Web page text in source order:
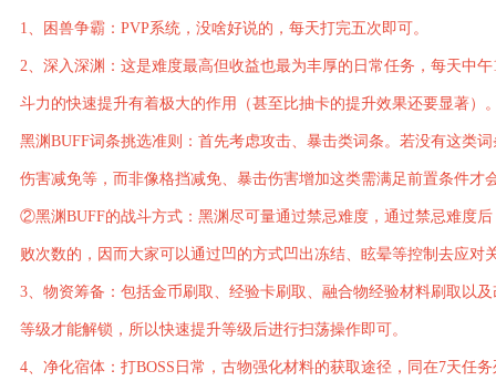
1、困兽争霸：PVP系统，没啥好说的，每天打完五次即可。
2、深入深渊：这是难度最高但收益也最为丰厚的日常任务，每天中
斗力的快速提升有着极大的作用（甚至比抽卡的提升效果还要显著）
黑渊BUFF词条挑选准则：首先考虑攻击、暴击类词条。若没有这类
伤害减免等，而非像格挡减免、暴击伤害增加这类需满足前置条件
②黑渊BUFF的战斗方式：黑渊尽可量通过禁忌难度，通过禁忌难度
败次数的，因而大家可以通过凹的方式凹出冻结、眩晕等控制去应对
3、物资筹备：包括金币刷取、经验卡刷取、融合物经验材料刷取以
等级才能解锁，所以快速提升等级后进行扫荡操作即可。
4、净化宿体：打BOSS日常，古物强化材料的获取途径，同在7天任